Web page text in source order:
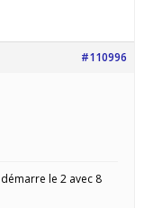
#110996
le 2 avec 8